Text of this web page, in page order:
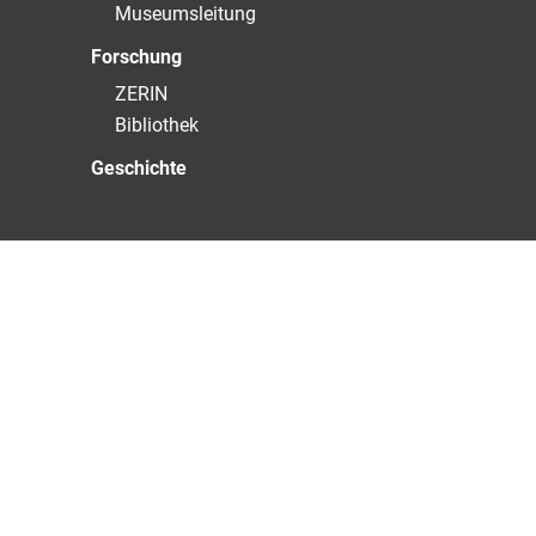
Museumsleitung
Forschung
ZERIN
Bibliothek
Geschichte